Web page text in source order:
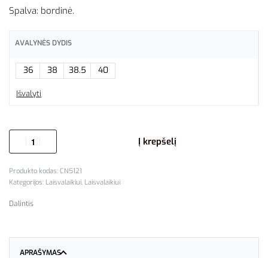
Spalva: bordinė.
AVALYNĖS DYDIS
36 38 38.5 40
Išvalyti
Į krepšelį
CN5121
Kategorijos: Laisvalaikiui, Laisvalaikiui
Dalintis
APRAŠYMAS